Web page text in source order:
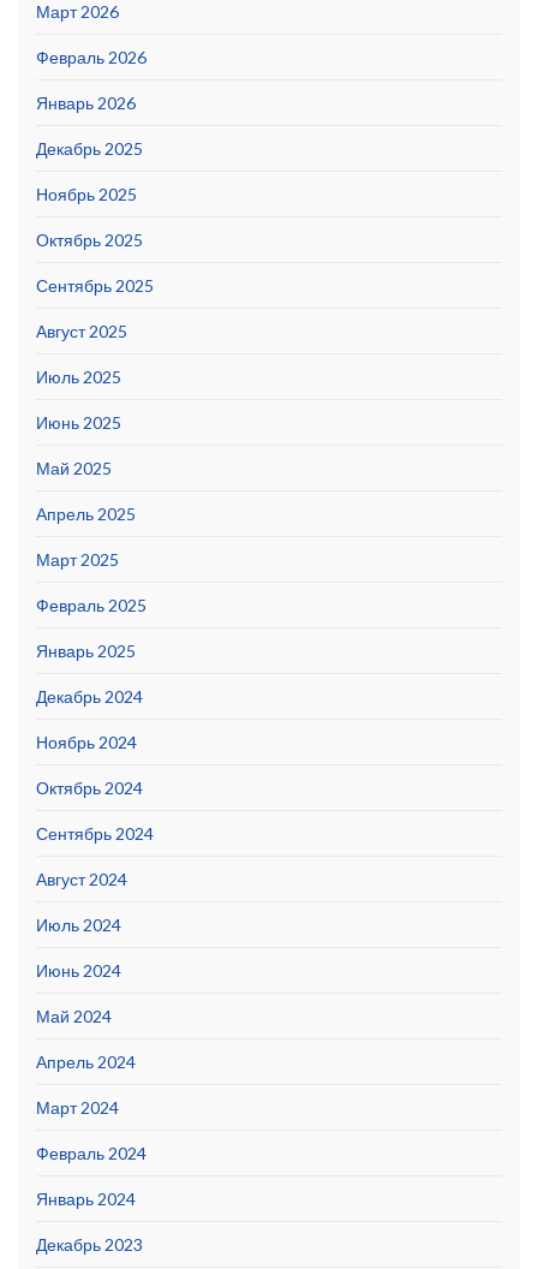
Март 2026
Февраль 2026
Январь 2026
Декабрь 2025
Ноябрь 2025
Октябрь 2025
Сентябрь 2025
Август 2025
Июль 2025
Июнь 2025
Май 2025
Апрель 2025
Март 2025
Февраль 2025
Январь 2025
Декабрь 2024
Ноябрь 2024
Октябрь 2024
Сентябрь 2024
Август 2024
Июль 2024
Июнь 2024
Май 2024
Апрель 2024
Март 2024
Февраль 2024
Январь 2024
Декабрь 2023